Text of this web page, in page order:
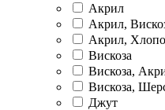
Акрил
Акрил,
Акрил,
Вискоза
Вискоза,
Вискоза,
Джут